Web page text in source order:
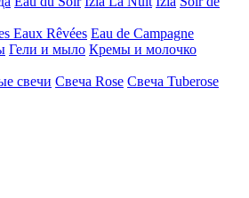
Eaux Rêvées Eau de Campagne
Гели и мыло Кремы и молочко
свечи Свеча Rose Свеча Tuberose